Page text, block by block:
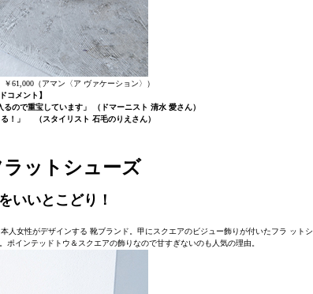
61,000（アマン〈ア ヴァケーション〉）
コメント】
ので重宝しています」 （ドマーニスト 清水 愛さん）
る！」 （スタイリスト 石毛のりえさん）
ラットシューズ
いいとこどり！
人女性がデザインする 靴ブランド。甲にスクエアのビジュー飾りが付いたフラ ットシ
インテッドトウ＆スクエアの飾りなので甘すぎないのも人気の理由。